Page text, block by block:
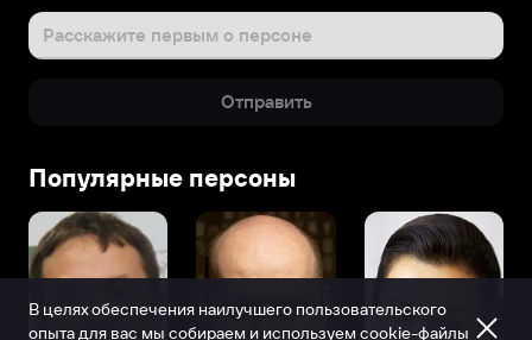
Расскажите первым о персоне
Отправить
Популярные персоны
В целях обеспечения наилучшего пользовательского
опыта для вас мы собираем и используем cookie-файлы